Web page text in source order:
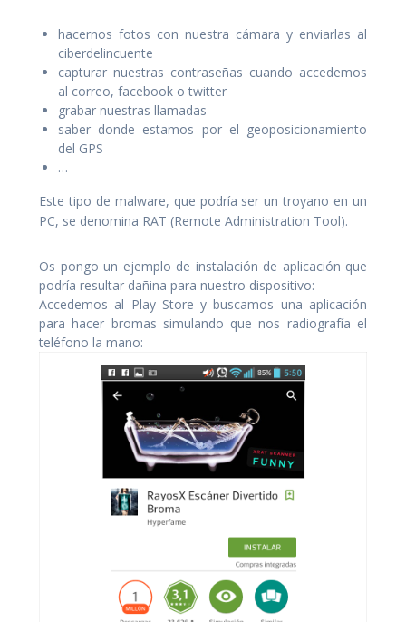
hacernos fotos con nuestra cámara y enviarlas al
ciberdelincuente
capturar nuestras contraseñas cuando accedemos
al correo, facebook o twitter
grabar nuestras llamadas
saber donde estamos por el geoposicionamiento
del GPS
…
Este tipo de malware, que podría ser un troyano en un
PC, se denomina RAT (Remote Administration Tool).
Os pongo un ejemplo de instalación de aplicación que
podría resultar dañina para nuestro dispositivo:
Accedemos al Play Store y buscamos una aplicación
para hacer bromas simulando que nos radiografía el
teléfono la mano: